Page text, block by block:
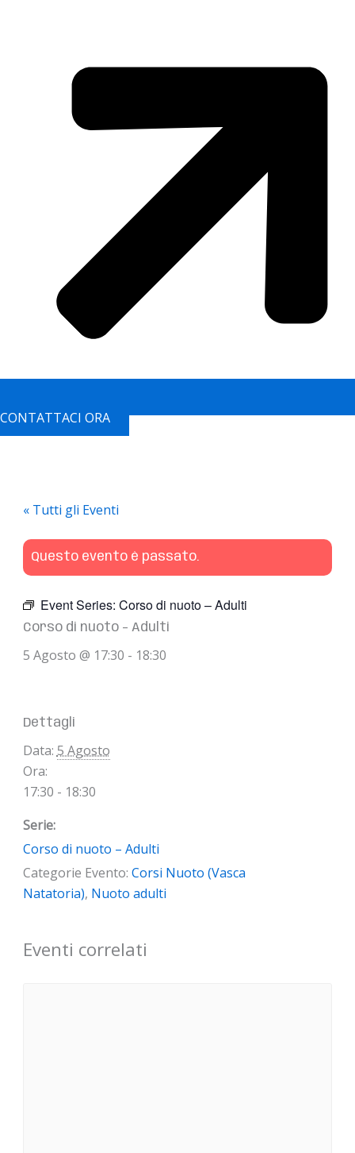
CONTATTACI ORA
« Tutti gli Eventi
Questo evento è passato.
Event Series: Corso di nuoto – Adulti
Corso di nuoto – Adulti
5 Agosto @ 17:30 - 18:30
Dettagli
Data: 5 Agosto
Ora:
17:30 - 18:30
Serie:
Corso di nuoto – Adulti
Categorie Evento: Corsi Nuoto (Vasca
Natatoria), Nuoto adulti
Eventi correlati